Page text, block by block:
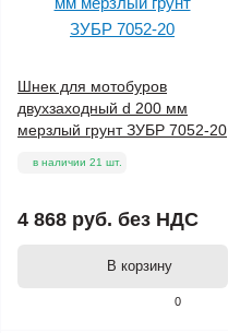
0
Шнек для мотобуров
двухзаходный d 200 мм
мерзлый грунт ЗУБР 7052-20
в наличии 21 шт.
4 868 руб. без НДС
В корзину